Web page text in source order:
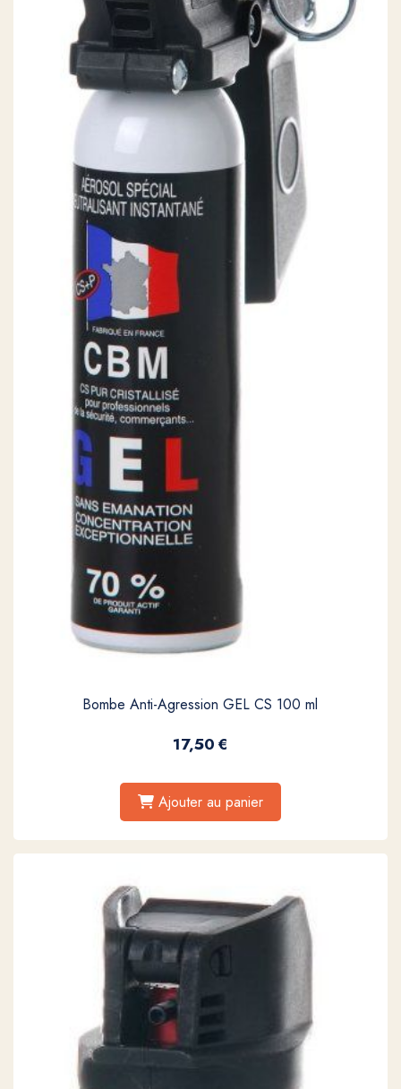
Bombe Anti-Agression GEL CS 100 ml
17,50€
Ajouter au panier